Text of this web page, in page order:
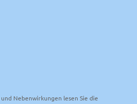
Nebenwirkungen lesen Sie die